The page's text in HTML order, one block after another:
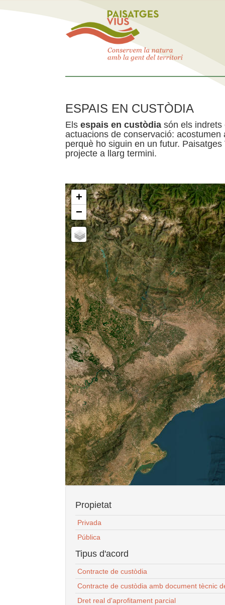
ESPAIS EN CUSTÒDIA
Els espais en custòdia són els indrets
actuacions de conservació:
perquè ho siguin en un futur.
projecte a llarg termini.
+
−
Propietat
Privada
Pública
Tipus d'acord
Contracte de custòdia
Contracte de custòdia amb document tècnic
Dret real d'aprofitament parcial